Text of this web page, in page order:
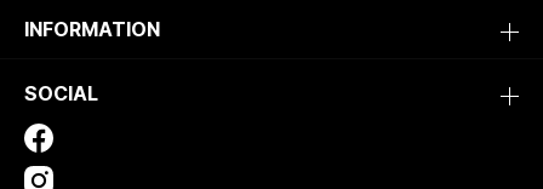
INFORMATION
SOCIAL